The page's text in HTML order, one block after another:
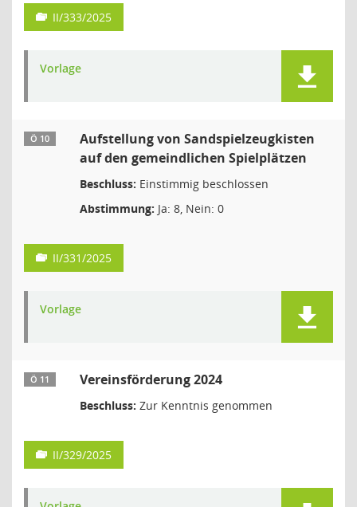
II/333/2025
Vorlage
Ö 10
Aufstellung von Sandspielzeugkisten
auf den gemeindlichen Spielplätzen
Beschluss: Einstimmig beschlossen
Abstimmung: Ja: 8, Nein: 0
II/331/2025
Vorlage
Ö 11 Vereinsförderung 2024
Beschluss: Zur Kenntnis genommen
II/329/2025